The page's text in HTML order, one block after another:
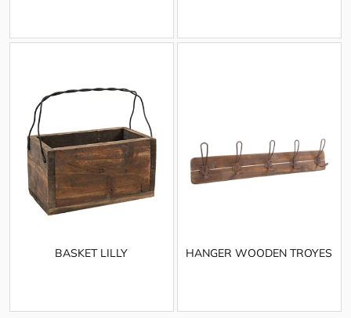
BASKET LILLY HANGER WOODEN TROYES